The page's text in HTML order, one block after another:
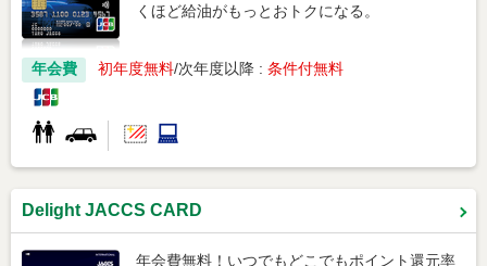
くほど給油がもっとおトクになる。
年会費 初年度無料 次年度以降 : 条件付無料
Delight JACCS CARD
年会費無料！いつでもどこでもポイント還元率